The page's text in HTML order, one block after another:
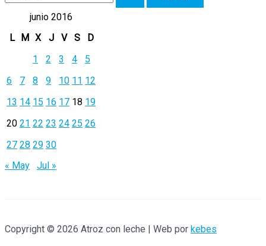
r
p
o
r
:
junio 2016
L
M X J V S
D
1
2 3 4
5
6
7 8 9 10 11 12
13 14 15 16 17 18 19
20 21 22 23 24 25 26
27 28 29 30
« May
Jul »
Copyright © 2026 Atroz con leche | Web por kebes